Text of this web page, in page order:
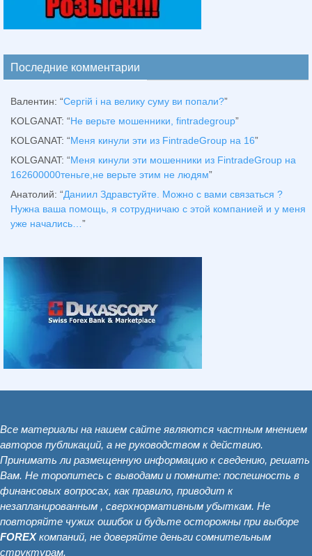
Последние комментарии
Валентин: “Сергій і на велику суму ви попали?”
KOLGANAT: “Не верьте мошенники, fintradegroup”
KOLGANAT: “Меня кинули эти из FintradeGroup на 16”
KOLGANAT: “Меня кинули эти мошенники из FintradeGroup на
162600000теньге,не верьте этим не людям”
Анатолий: “Даниил Здравстуйте. Можно с вами связаться ?
Нужна ваша помощь, я сотрудничаю с этой компанией и у меня
уже начались… ”
Все материалы на нашем сайте являются частным мнением
авторов публикаций, а не руководством к действию.
Принимать ли размещенную информацию к сведению, решать
Вам. Не торопитесь с выводами и помните: поспешность в
финансовых вопросах, как правило, приводит к
незапланированным , сверхнормативным убыткам. Не
повторяйте чужих ошибок и будьте осторожны при выборе
FOREXкомпаний, не доверяйте деньги сомнительным
структурам.